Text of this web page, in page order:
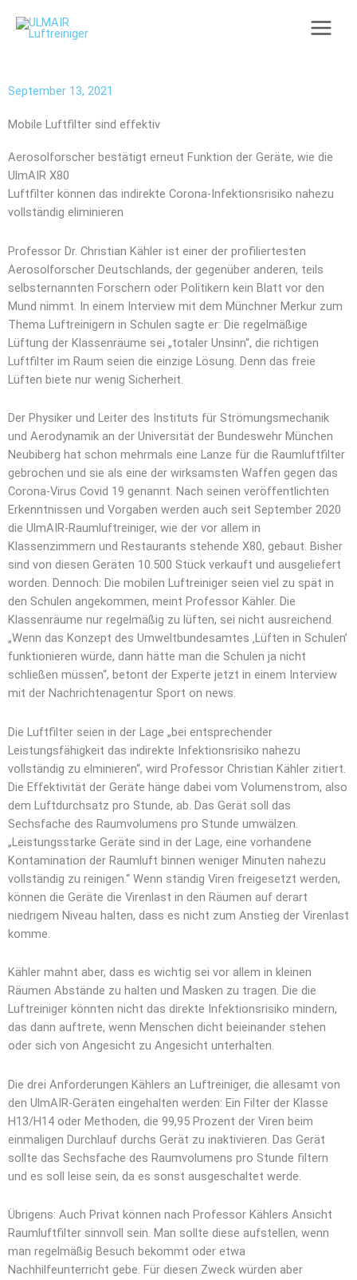
Inhalt
September 13, 2021
Mobile Luftfilter sind effektiv
Aerosolforscher bestätigt erneut Funktion der Geräte, wie die
UlmAIR X80
Luftfilter können das indirekte Corona-Infektionsrisiko nahezu
vollständig eliminieren
Professor Dr. Christian Kähler ist einer der profiliertesten
Aerosolforscher Deutschlands, der gegenüber anderen, teils
selbsternannten Forschern oder Politikern kein Blatt vor den
Mund nimmt. In einem Interview mit dem Münchner Merkur zum
Thema Luftreinigern in Schulen sagte er: Die regelmäßige
Lüftung der Klassenräume sei „totaler Unsinn“, die richtigen
Luftfilter im Raum seien die einzige Lösung. Denn das freie
Lüften biete nur wenig Sicherheit.
Der Physiker und Leiter des Instituts für Strömungsmechanik
und Aerodynamik an der Universität der Bundeswehr München
Neubiberg hat schon mehrmals eine Lanze für die Raumluftfilter
gebrochen und sie als eine der wirksamsten Waffen gegen das
Corona-Virus Covid 19 genannt. Nach seinen veröffentlichten
Erkenntnissen und Vorgaben werden auch seit September 2020
die UlmAIR-Raumluftreiniger, wie der vor allem in
Klassenzimmern und Restaurants stehende X80, gebaut. Bisher
sind von diesen Geräten 10.500 Stück verkauft und ausgeliefert
worden. Dennoch: Die mobilen Luftreiniger seien viel zu spät in
den Schulen angekommen, meint Professor Kähler. Die
Klassenräume nur regelmäßig zu lüften, sei nicht ausreichend.
„Wenn das Konzept des Umweltbundesamtes ‚Lüften in Schulen’
funktionieren würde, dann hätte man die Schulen ja nicht
schließen müssen“, betont der Experte jetzt in einem Interview
mit der Nachrichtenagentur Sport on news.
Die Luftfilter seien in der Lage „bei entsprechender
Leistungsfähigkeit das indirekte Infektionsrisiko nahezu
vollständig zu elminieren“, wird Professor Christian Kähler zitiert.
Die Effektivität der Geräte hänge dabei vom Volumenstrom, also
dem Luftdurchsatz pro Stunde, ab. Das Gerät soll das
Sechsfache des Raumvolumens pro Stunde umwälzen.
„Leistungsstarke Geräte sind in der Lage, eine vorhandene
Kontamination der Raumluft binnen weniger Minuten nahezu
vollständig zu reinigen.“ Wenn ständig Viren freigesetzt werden,
können die Geräte die Virenlast in den Räumen auf derart
niedrigem Niveau halten, dass es nicht zum Anstieg der Virenlast
komme.
Kähler mahnt aber, dass es wichtig sei vor allem in kleinen
Räumen Abstände zu halten und Masken zu tragen. Die die
Luftreiniger könnten nicht das direkte Infektionsrisiko mindern,
das dann auftrete, wenn Menschen dicht beieinander stehen
oder sich von Angesicht zu Angesicht unterhalten.
Die drei Anforderungen Kählers an Luftreiniger, die allesamt von
den UlmAIR-Geräten eingehalten werden: Ein Filter der Klasse
H13/H14 oder Methoden, die 99,95 Prozent der Viren beim
einmaligen Durchlauf durchs Gerät zu inaktivieren. Das Gerät
sollte das Sechsfache des Raumvolumens pro Stunde filtern
und es soll leise sein, da es sonst ausgeschaltet werde.
Übrigens: Auch Privat können nach Professor Kählers Ansicht
Raumluftfilter sinnvoll sein. Man sollte diese aufstellen, wenn
man regelmäßig Besuch bekommt oder etwa
Nachhilfeunterricht gebe. Für diesen Zweck würden aber